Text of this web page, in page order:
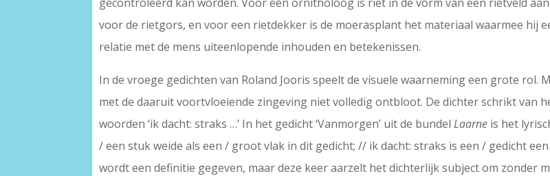
voor de rietgors, en voor een rietdekker is de moerasplant het materiaal waarmee hij
relatie met de mens uiteenlopende inhouden en betekenissen.
In de vroege gedichten van Roland Jooris speelt de visuele waarneming een grote rol.
met de daaruit voortvloeiende zingeving niet volledig ontbloot. De dichter schrikt van
woorden ‘ik dacht: straks …’ In het gedicht ‘Vanmorgen’ uit de bundelLaarne is het
/ een stuk weide als een / groot vlak in dit gedicht; // ik dacht: straks is een / gedicht
wordt een definitie gegeven, maar deze keer aarzelt het dichterlijk subject om zonder